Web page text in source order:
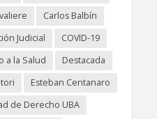
Carlos Balbín
Judicial
COVID-19
a la Salud
Destacada
Esteban Centanaro
de Derecho UBA